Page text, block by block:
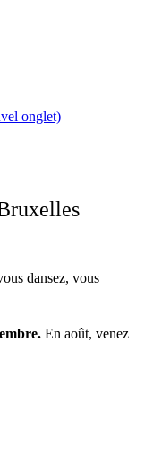
onglet)
dansez, vous
En août, venez